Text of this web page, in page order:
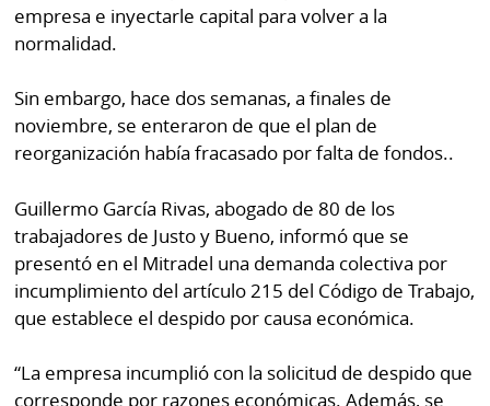
Picante
⌾
Repregunta
Sin
empresa e inyectarle capital para volver a la
normalidad.
Sin embargo, hace dos semanas, a finales de
noviembre, se enteraron de que el plan de
reorganización había fracasado por falta de fondos..
Guillermo García Rivas, abogado de 80 de los
trabajadores de Justo y Bueno, informó que se
presentó en el Mitradel una demanda colectiva por
incumplimiento del artículo 215 del Código de Trabajo,
que establece el despido por causa económica.
“La empresa incumplió con la solicitud de despido que
corresponde por razones económicas. Además, se